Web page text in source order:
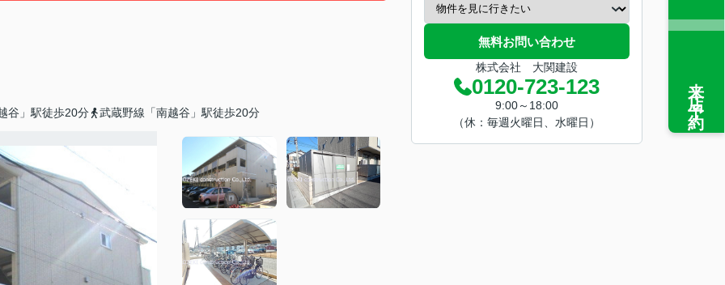
谷」駅徒歩20分 武蔵野線「南越谷」駅徒歩20分
無料お問い合わせ
株式会社 大関建設
0120-723-123
9:00～18:00
（休：毎週火曜日、水曜日）
来店予約